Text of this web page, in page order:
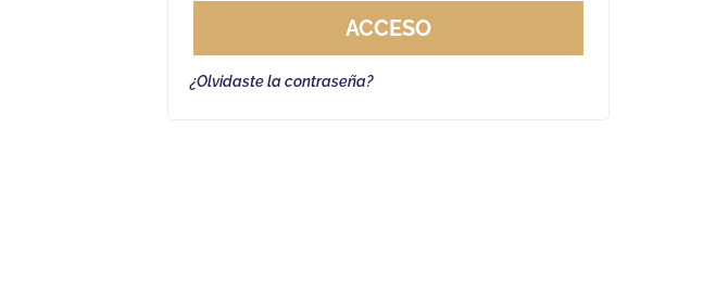
ACCESO
¿Olvidaste la contraseña?